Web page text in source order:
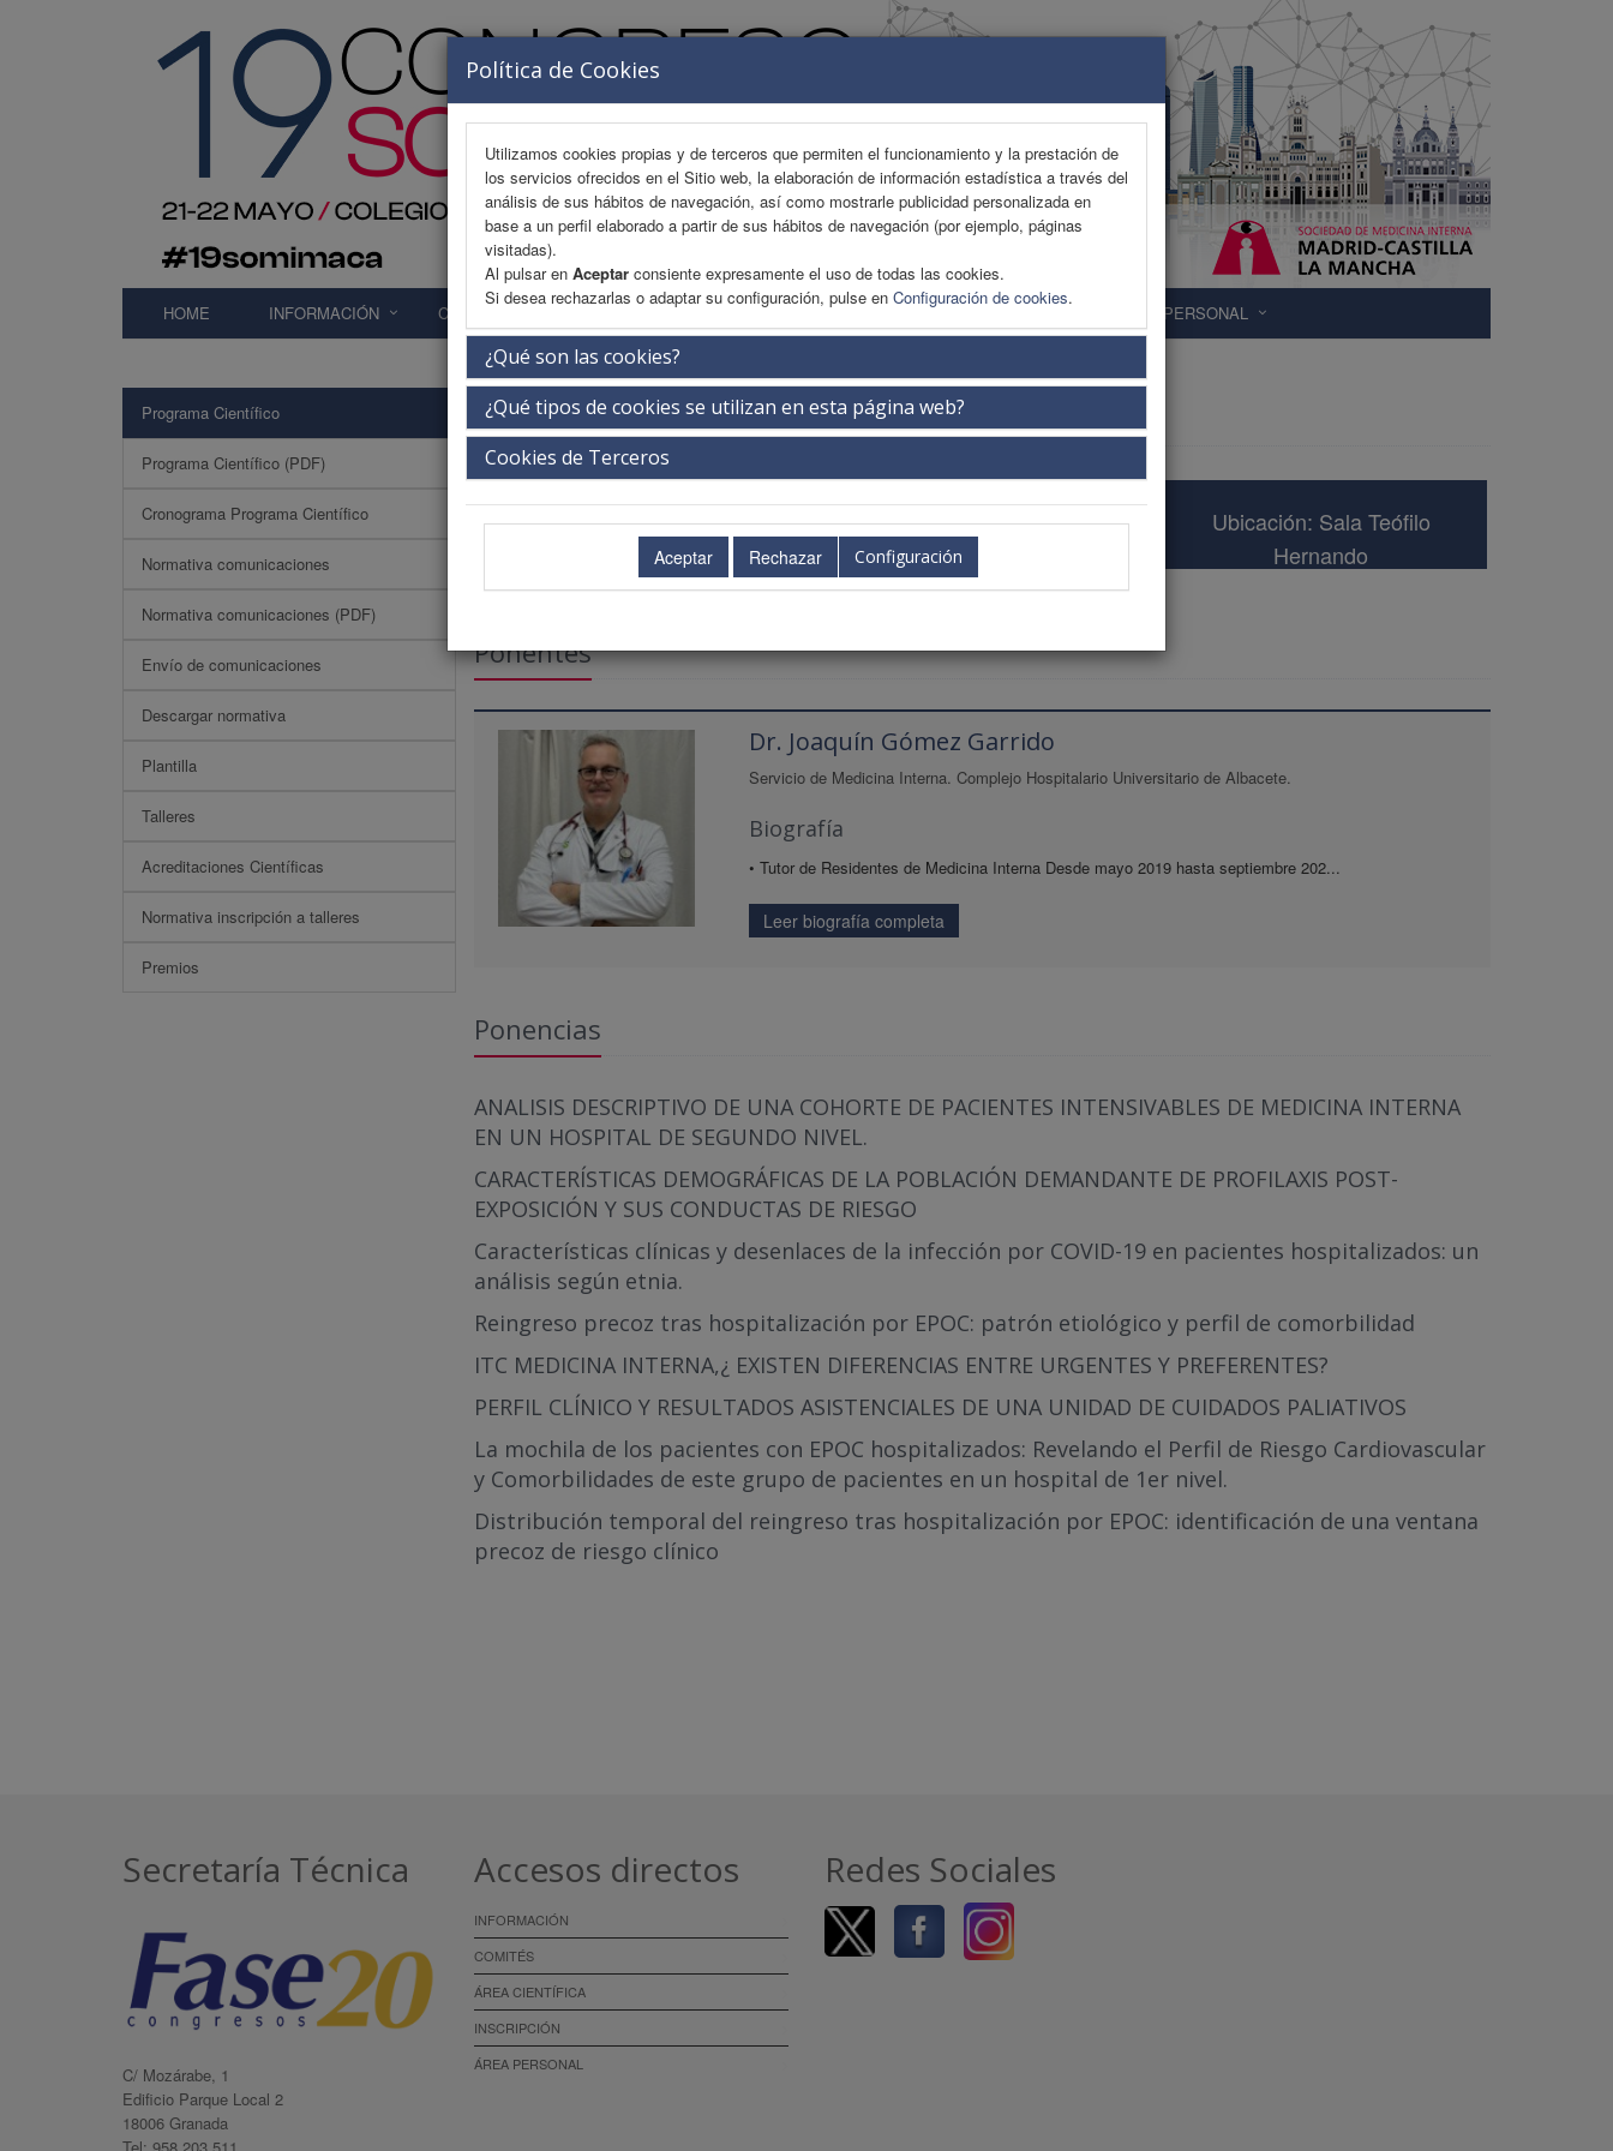
Política de Cookies
Utilizamos cookies propias y de terceros que permiten el funcionamiento y la prestación de
los servicios ofrecidos en el Sitio web, la elaboración de información estadística a través del
análisis de sus hábitos de navegación, así como mostrarle publicidad personalizada en
base a un perfil elaborado a partir de sus hábitos de navegación (por ejemplo, páginas
visitadas).
Al pulsar en Aceptar consiente expresamente el uso de todas las cookies.
Si desea rechazarlas o adaptar su configuración, pulse en Configuración de cookies.
¿Qué son las cookies?
¿Qué tipos de cookies se utilizan en esta página web?
Cookies de Terceros
Configuración
HOME INFORMACIÓN COMITÉS AREA CIENTÍFICA INSCRIPCIÓN EXP. COMERCIAL ÁREA PERSONAL
Programa Científico
Programa Científico (PDF)
Cronograma Programa Científico
Normativa comunicaciones
Normativa comunicaciones (PDF)
Envío de comunicaciones
Descargar normativa
Plantilla
Talleres
Acreditaciones Científicas
Normativa inscripción a talleres
Premios
Sesión 4
Viernes 22 de mayo 08:30-09:30h.
Ubicación: Sala Teófilo
Hernando
Ponentes
Dr. Joaquín Gómez Garrido
Servicio de Medicina Interna. Complejo Hospitalario Universitario de Albacete.
Biografía
• Tutor de Residentes de Medicina Interna Desde mayo 2019 hasta septiembre 202...
Leer biografía completa
Ponencias
ANALISIS DESCRIPTIVO DE UNA COHORTE DE PACIENTES INTENSIVABLES DE MEDICINA INTERNA
EN UN HOSPITAL DE SEGUNDO NIVEL.
CARACTERÍSTICAS DEMOGRÁFICAS DE LA POBLACIÓN DEMANDANTE DE PROFILAXIS POST-
EXPOSICIÓN Y SUS CONDUCTAS DE RIESGO
Características clínicas y desenlaces de la infección por COVID-19 en pacientes hospitalizados: un
análisis según etnia.
Reingreso precoz tras hospitalización por EPOC: patrón etiológico y perfil de comorbilidad
ITC MEDICINA INTERNA,¿ EXISTEN DIFERENCIAS ENTRE URGENTES Y PREFERENTES?
PERFIL CLÍNICO Y RESULTADOS ASISTENCIALES DE UNA UNIDAD DE CUIDADOS PALIATIVOS
La mochila de los pacientes con EPOC hospitalizados: Revelando el Perfil de Riesgo Cardiovascular
y Comorbilidades de este grupo de pacientes en un hospital de 1er nivel.
Distribución temporal del reingreso tras hospitalización por EPOC: identificación de una ventana
precoz de riesgo clínico
Secretaría Técnica
C/ Mozárabe, 1
Edificio Parque Local 2
18006 Granada
Accesos directos
INFORMACIÓN
COMITÉS
ÁREA CIENTÍFICA
INSCRIPCIÓN
ÁREA PERSONAL
Redes Sociales